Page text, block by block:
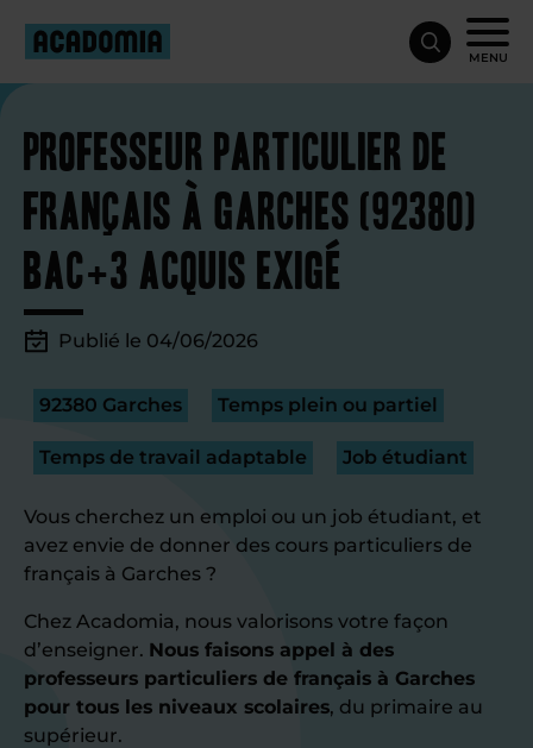
MENU
Professeur particulier de
français à Garches (92380)
bac+3 acquis exigé
Publié le 04/06/2026
92380 Garches Temps plein ou partiel
Temps de travail adaptable Job étudiant
Vous cherchez un emploi ou un job étudiant, et
avez envie de donner des cours particuliers de
français à Garches ?
Chez Acadomia, nous valorisons votre façon
d’enseigner. Nous faisons appel à des
professeurs particuliers de français à Garches
pour tous les niveaux scolaires, du primaire au
supérieur.